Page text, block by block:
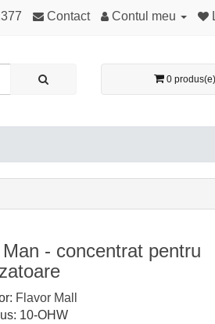
Contact Contul meu
0
- concentrat pentru
Flavor Mall
10-OHW